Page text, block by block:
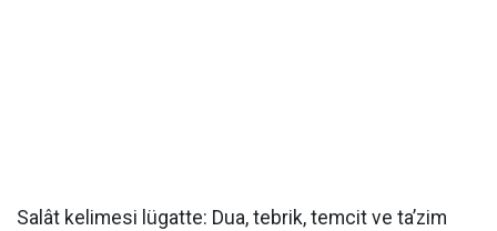
Salât kelimesi lügatte: Dua, tebrik, temcit ve ta’zim